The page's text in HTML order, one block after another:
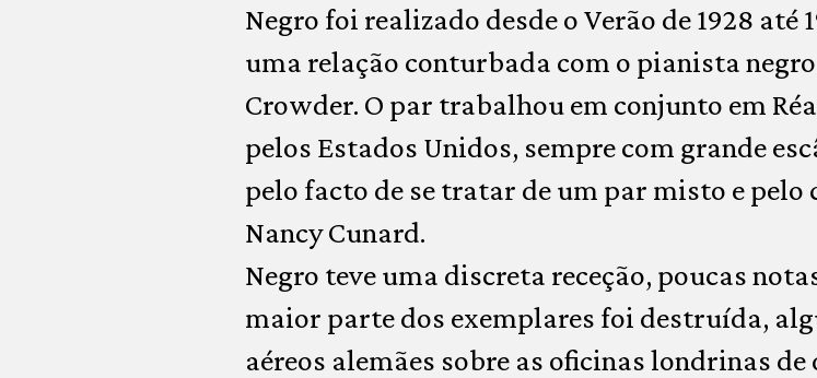
Negro foi realizado desde o Verão de 1928 até
uma relação conturbada com o pianista
Crowder. O par trabalhou em conjunto em
pelos Estados Unidos, sempre com grande
pelo facto de se tratar de um par misto e
Nancy Cunard.
Negro teve uma discreta receção, poucas
maior parte dos exemplares foi destruída,
aéreos alemães sobre as oficinas londrinas